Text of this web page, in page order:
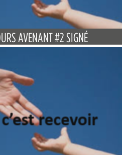
AVENANT #2 SIGNÉ